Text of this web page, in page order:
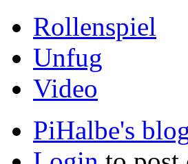
Rollenspiel
Unfug
Video
PiHalbe's